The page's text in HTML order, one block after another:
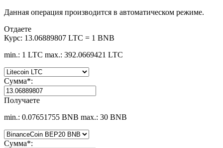
Данная операция производится в автоматическом режиме.
Отдаете
Курс: 13.06889807 LTC = 1 BNB
min.: 1 LTC max.: 392.0669421 LTC
Сумма*:
Получаете
min.: 0.07651755 BNB max.: 30 BNB
Сумма*: